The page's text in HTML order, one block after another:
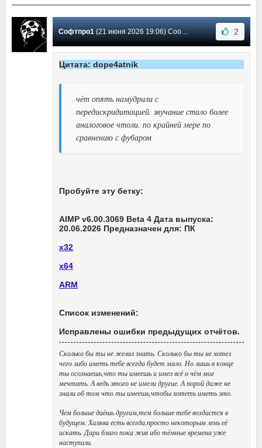
Софтпро1(21 июня 2026 19:06) Сообщение #3670 2
Цитата: dope4atnik
чёт опять намудрили с
передискридитацией. звучание стало более
аналоговое чтоли. по крайней мере по
сравнению с фубаром
Пробуйте эту бетку:
AIMP v6.00.3069 Beta 4 Дата выпуска:
20.06.2026 Предназначен для: ПК
х32
х64
ARM
Список изменений:
Исправлены ошибки предыдущих отчётов.
Сколько бы ты не желал знать. Сколько бы ты не хотел
чего либо иметь тебе всегда будет мало. Но лишь в конце
ты осознаешь,что ты имеешь и имел всё о чём мог
мечтать. А ведь этого не имели другие. А порой даже не
знали об том что ты имеешь,чтобы хотеть иметь это.
Чем больше даёшь другим,тем больше тебе воздастся в
будущем. Халява есть всегда,просто некоторым лень её
искать. Дари благо пока жив ибо тёмные времена уже
наступили.